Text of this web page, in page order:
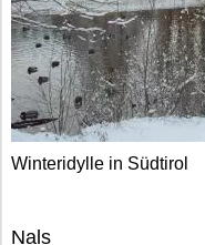
Winteridylle in Südtirol
Nals